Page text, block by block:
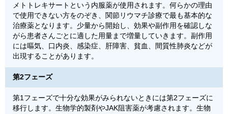
メトトレキサートという内服薬が使用されます。何らかの理由
で使用できない方をのぞき、関節リウマチ診療で最も基本的な
治療薬となります。少量から開始し、効果や副作用を確認しな
がら患者さんごとに適した用量まで増量していきます。副作用
には嘔気、口内炎、感染症、肝障害、貧血、間質性肺炎などが
出現することがあります。
第2フェーズ
第1フェーズで十分な効果がみられないときには第2フェーズに
移行します。生物学的製剤やJAK阻害薬が考慮されます。生物